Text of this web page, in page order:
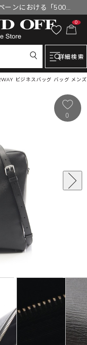
ーンにおける「500円
填について
0
詳細検索
ビジネスバッグ バッグ メンズ
0